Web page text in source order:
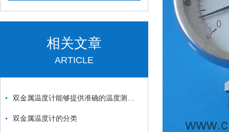
相关文章
ARTICLE
双金属温度计的分类